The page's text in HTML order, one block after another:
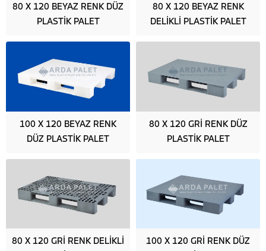
80 X 120 BEYAZ RENK DÜZ
PLASTİK PALET
80 X 120 BEYAZ RENK
DELİKLİ PLASTİK PALET
100 X 120 BEYAZ RENK
DÜZ PLASTİK PALET
80 X 120 GRİ RENK DÜZ
PLASTİK PALET
80 X 120 GRİ RENK DELİKLİ
100 X 120 GRİ RENK DÜZ